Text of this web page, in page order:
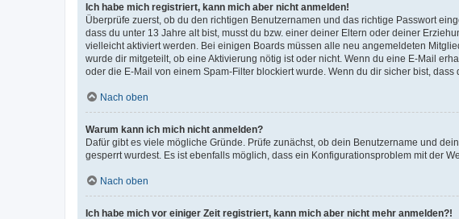
Ich habe mich registriert, kann mich aber nicht anmelden!
Überprüfe zuerst, ob du den richtigen Benutzernamen und das richtige Passwort
dass du unter 13 Jahre alt bist, musst du bzw. einer deiner Eltern oder deiner
vielleicht aktiviert werden. Bei einigen Boards müssen alle neu angemeldeten
wurde dir mitgeteilt, ob eine Aktivierung nötig ist oder nicht. Wenn du eine E-Mail
oder die E-Mail von einem Spam-Filter blockiert wurde. Wenn du dir sicher bist,
Nach oben
Warum kann ich mich nicht anmelden?
Dafür gibt es viele mögliche Gründe. Prüfe zunächst, ob dein Benutzername und
gesperrt wurdest. Es ist ebenfalls möglich, dass ein Konfigurationsproblem mit der
Nach oben
Ich habe mich vor einiger Zeit registriert, kann mich aber nicht mehr anmelden?!